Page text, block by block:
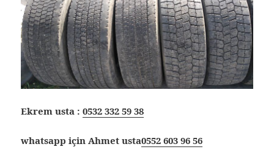
Ekrem usta :0532 332 59 38
whatsapp için Ahmet usta0552 603 96 56